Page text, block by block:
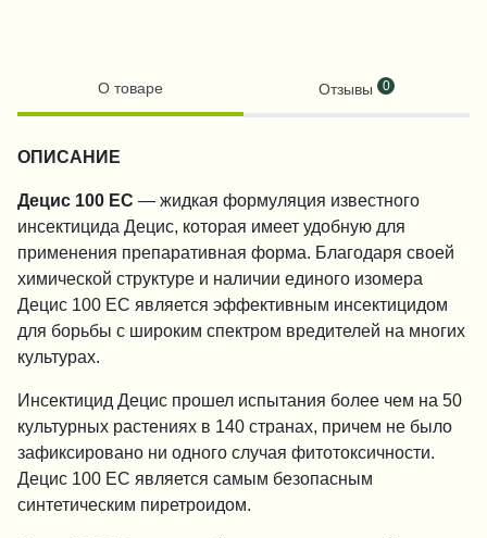
О товаре Отзывы 0
ОПИСАНИЕ
Децис 100 EC — жидкая формуляция известного
инсектицида Децис, которая имеет удобную для
применения препаративная форма. Благодаря своей
химической структуре и наличии единого изомера
Децис 100 EC является эффективным инсектицидом
для борьбы с широким спектром вредителей на многих
культурах.
Инсектицид Децис прошел испытания более чем на 50
культурных растениях в 140 странах, причем не было
зафиксировано ни одного случая фитотоксичности.
Децис 100 EC является самым безопасным
синтетическим пиретроидом.